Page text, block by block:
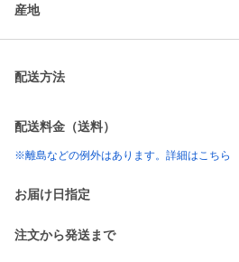
産地
配送方法
配送料金（送料）
※離島などの例外はあります。詳細はこちら
お届け日指定
注文から発送まで